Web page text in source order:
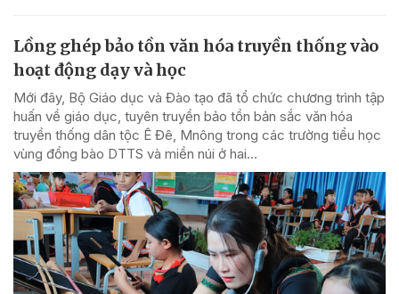
Lồng ghép bảo tồn văn hóa truyền thống vào
hoạt động dạy và học
Mới đây, Bộ Giáo dục và Đào tạo đã tổ chức chương trình tập
huấn về giáo dục, tuyên truyền bảo tồn bản sắc văn hóa
truyền thống dân tộc Ê Đê, Mnông trong các trường tiểu học
vùng đồng bào DTTS và miền núi ở hai...